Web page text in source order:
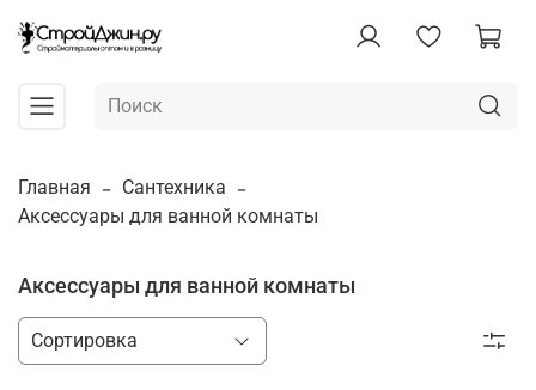
Главная
Сантехника
Аксессуары для ванной комнаты
Аксессуары для ванной комнаты